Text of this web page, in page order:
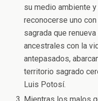
su medio ambiente
reconocerse uno
sagrada que
ancestrales con la
antepasados,
territorio sagrado
Luis Potosí.